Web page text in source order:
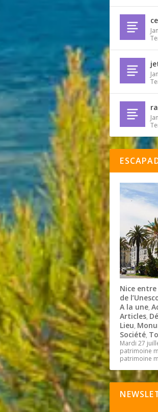
Nice
de
A la une,
Articles,
Lieu,
Société,
Mardi 27
patrimoine
patrimoine